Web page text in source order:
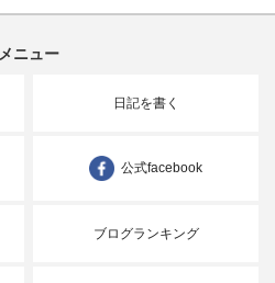
メニュー
日記を書く
公式facebook
ブログランキング